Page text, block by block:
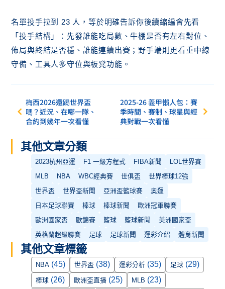
名單投手拉到 23 人，等於明確告訴你後續縮編會先看
「投手結構」：先發誰能吃局數、牛棚是否有左右對位、
佈局與終結是否穩、誰能連續出賽；野手端則更看重中線
守備、工具人多守位與板凳功能。
梅西2026還踢世界盃
嗎？近況、在哪一隊、
合約到幾年一次看懂
2025-26 義甲懶人包：賽
季時間、賽制、球星與經
典對戰一次看懂
其他文章分類
2023杭州亞運 F1 一級方程式 FIBA新聞
LOL世界賽
MLB
NBA WBC經典賽 世俱盃
世界棒球12強
世界盃
世界盃新聞 亞洲盃籃球賽
奧運
日本足球聯賽
棒球 棒球新聞
歐洲冠軍聯賽
歐洲國家盃
歐錦賽 籃球 籃球新聞
美洲國家盃
英格蘭超級聯賽
足球 足球新聞 運彩介紹 體育新聞
其他文章標籤
NBA (45) 世界盃 (38) 運彩分析 (35) 足球 (29)
棒球 (26) 歐洲盃直播 (25) MLB (23)